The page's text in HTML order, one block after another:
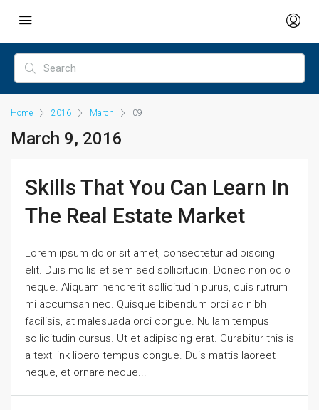
Home 2016 March 09
March 9, 2016
Skills That You Can Learn In
The Real Estate Market
Lorem ipsum dolor sit amet, consectetur adipiscing
elit. Duis mollis et sem sed sollicitudin. Donec non odio
neque. Aliquam hendrerit sollicitudin purus, quis rutrum
mi accumsan nec. Quisque bibendum orci ac nibh
facilisis, at malesuada orci congue. Nullam tempus
sollicitudin cursus. Ut et adipiscing erat. Curabitur this is
a text link libero tempus congue. Duis mattis laoreet
neque, et ornare neque...